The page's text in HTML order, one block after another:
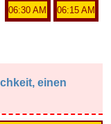
06:30 AM 06:15 AM
einen